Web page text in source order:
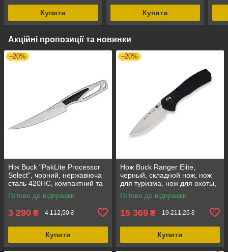
Купити Купити
Акційні пропозиції та новинки
–20%
Ніж Buck "PakLite Processor
Select", чорний, нержавіюча
сталь 420HC, компактний та
легкий
Готово до відправки
3 290 ₴ 4 112,50 ₴
Купити
–20%
Нож Buck Ranger Elite,
черный, складной нож, нож
для туризма, нож для охоты,
нож из нержавеющей стали,
сталь рукоятки
Готово до відправки
15 369 ₴ 19 211,25 ₴
Купити